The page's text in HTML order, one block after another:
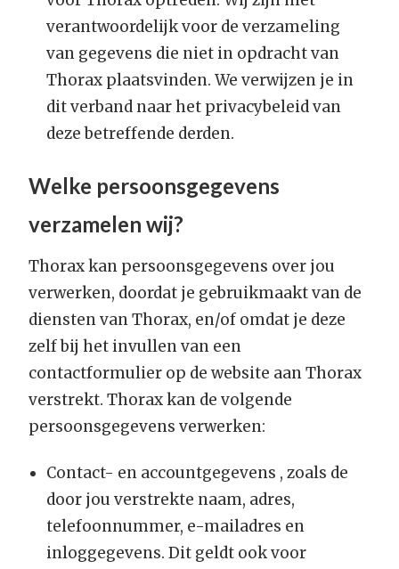
verantwoordelijk voor de verzameling
van gegevens die niet in opdracht van
Thorax plaatsvinden. We verwijzen je in
dit verband naar het privacybeleid van
deze betreffende derden.
Welke persoonsgegevens
verzamelen wij?
Thorax kan persoonsgegevens over jou
verwerken, doordat je gebruikmaakt van de
diensten van Thorax, en/of omdat je deze
zelf bij het invullen van een
contactformulier op de website aan Thorax
verstrekt. Thorax kan de volgende
persoonsgegevens verwerken:
Contact- en accountgegevens , zoals de
door jou verstrekte naam, adres,
telefoonnummer, e-mailadres en
inloggegevens. Dit geldt ook voor